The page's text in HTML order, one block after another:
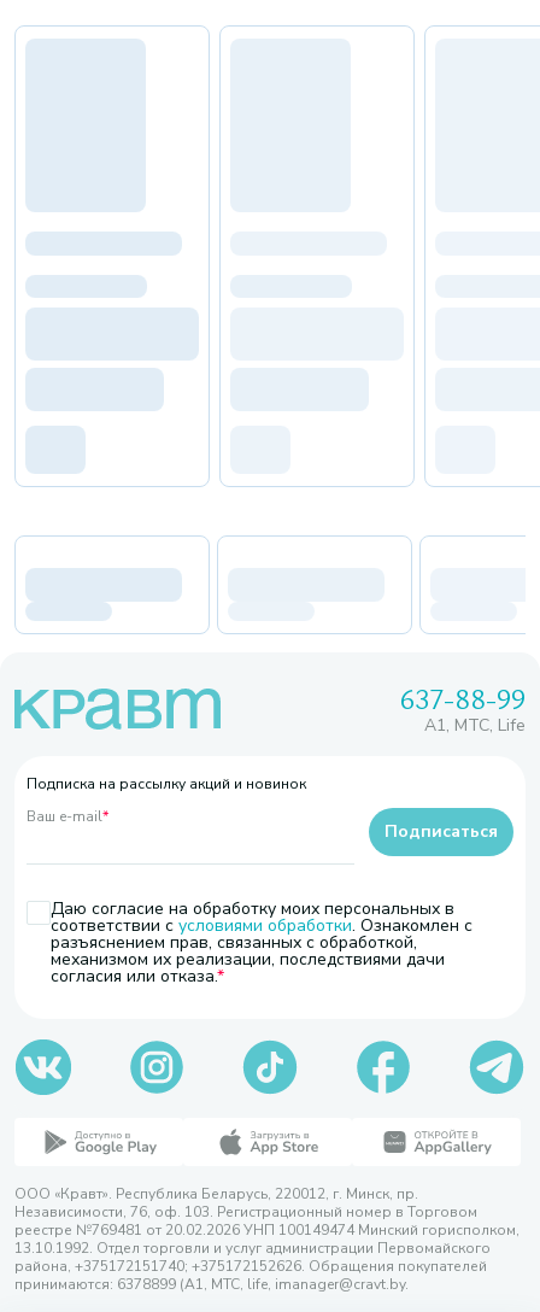
637-88-99
A1, МТС, Life
Подписка на рассылку акций и новинок
Ваш e-mail*
Даю согласие на обработку моих персональных в
соответствии с условиями обработки. Ознакомлен с
разъяснением прав, связанных с обработкой,
механизмом их реализации, последствиями дачи
согласия или отказа.
Подписаться
ООО «Кравт». Республика Беларусь, 220012, г. Минск, пр.
Независимости, 76, оф. 103. Регистрационный номер в Торговом
реестре №769481 от 20.02.2026 УНП 100149474 Минский горисполком,
13.10.1992. Отдел торговли и услуг администрации Первомайского
района, +375172151740; +375172152626. Обращения покупателей
принимаются: 6378899 (А1, МТС, life, imanager@cravt.by.